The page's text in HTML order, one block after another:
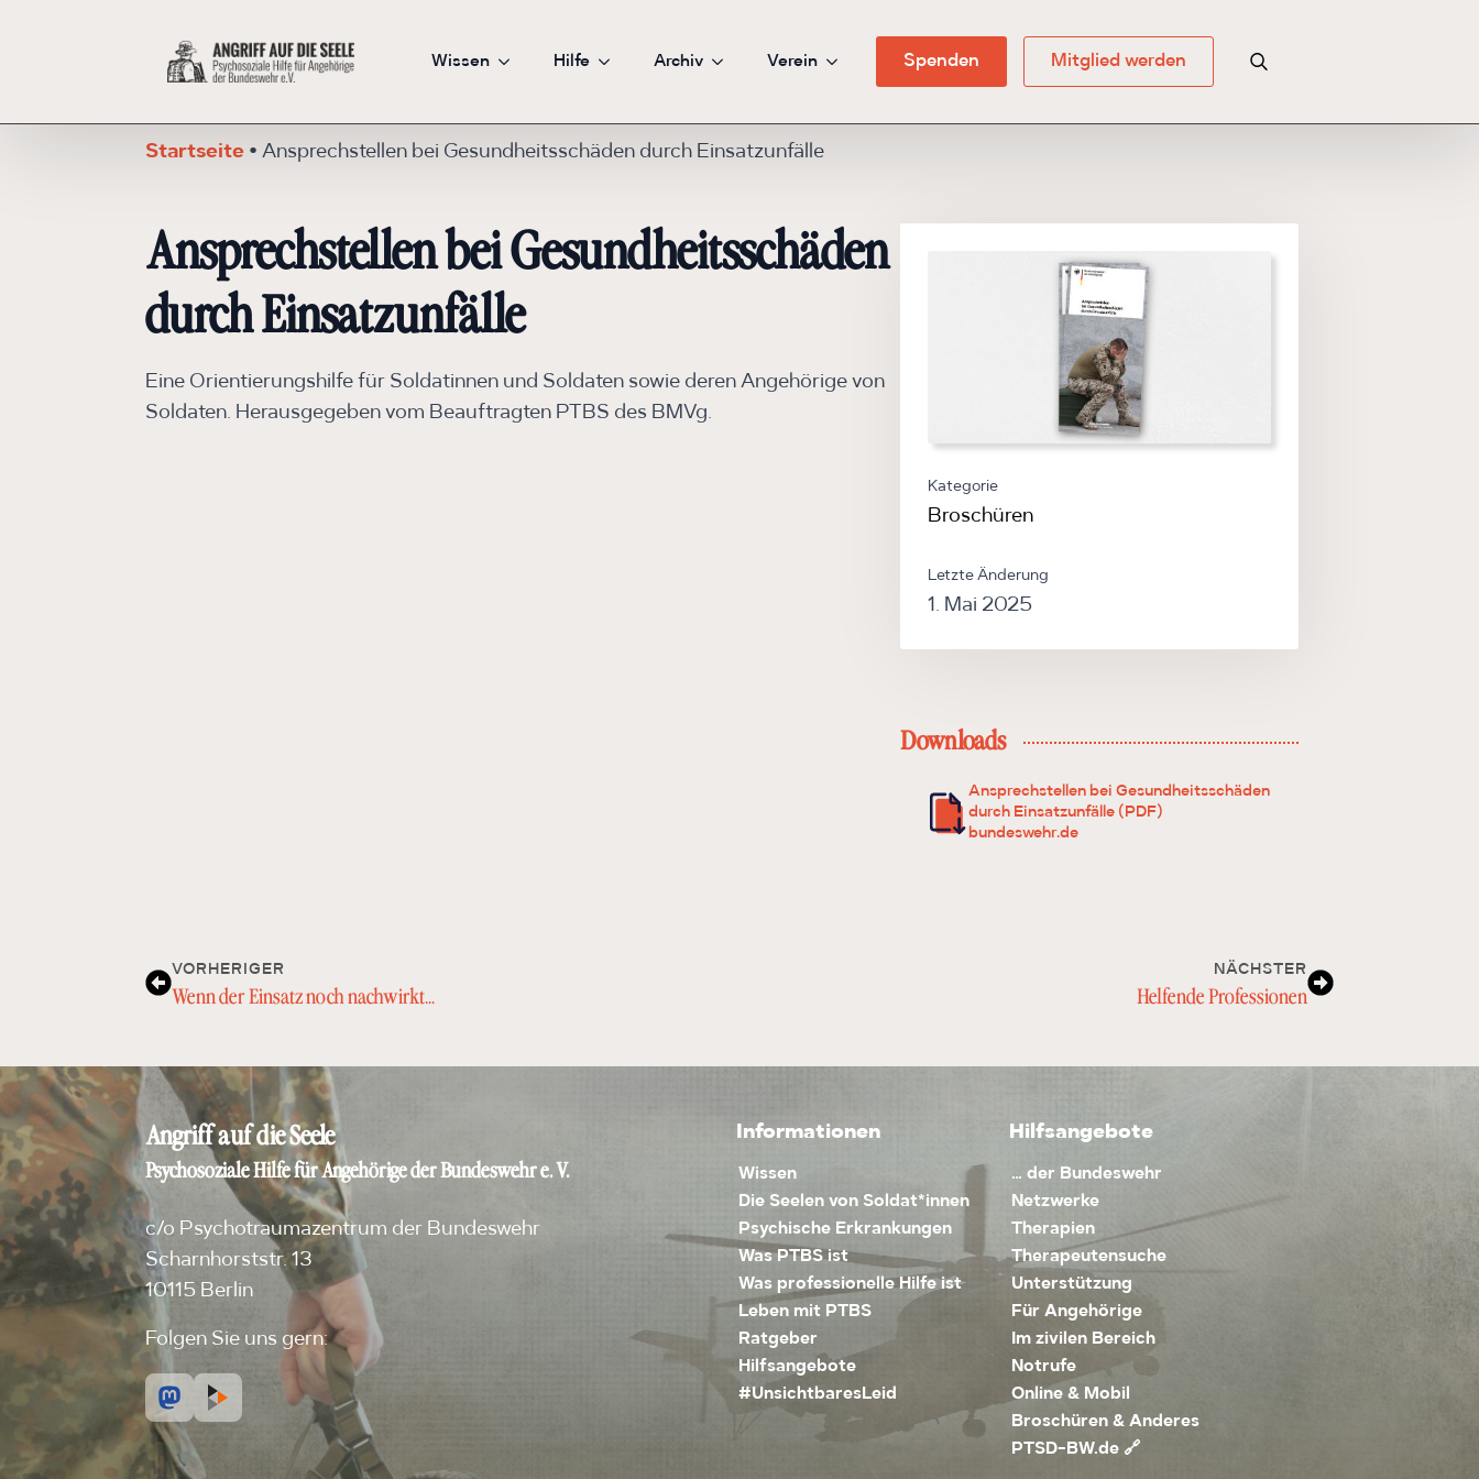
Wissen Hilfe Archiv Verein Spenden
Mitglied werden
Startseite • Ansprechstellen bei Gesundheitsschäden durch Einsatzunfälle
Ansprechstellen bei Gesundheitsschäden
durch Einsatzunfälle
Eine Orientierungshilfe für Soldatinnen und Soldaten sowie deren Angehörige von
Soldaten. Herausgegeben vom Beauftragten PTBS des BMVg.
Kategorie
Broschüren
Letzte Änderung
1. Mai 2025
Downloads
Ansprechstellen bei Gesundheitsschäden
durch Einsatzunfälle (PDF)
bundeswehr.de
VORHERIGER
Wenn der Einsatz noch nachwirkt…
NÄCHSTER
Helfende Professionen
Angriff auf die Seele
Psychosoziale Hilfe für Angehörige der Bundeswehr e. V.
c/o Psychotraumazentrum der Bundeswehr
Scharnhorststr. 13
10115 Berlin
Folgen Sie uns gern:
Informationen
Wissen
Die Seelen von Soldat*innen
Psychische Erkrankungen
Was PTBS ist
Was professionelle Hilfe ist
Leben mit PTBS
Ratgeber
Hilfsangebote
#UnsichtbaresLeid
Hilfsangebote
… der Bundeswehr
Netzwerke
Therapien
Therapeutensuche
Unterstützung
Für Angehörige
Im zivilen Bereich
Notrufe
Online & Mobil
Broschüren & Anderes
PTSD-BW.de 🔗